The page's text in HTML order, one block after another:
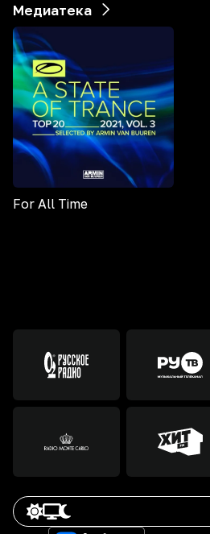
Медиатека
For All Time